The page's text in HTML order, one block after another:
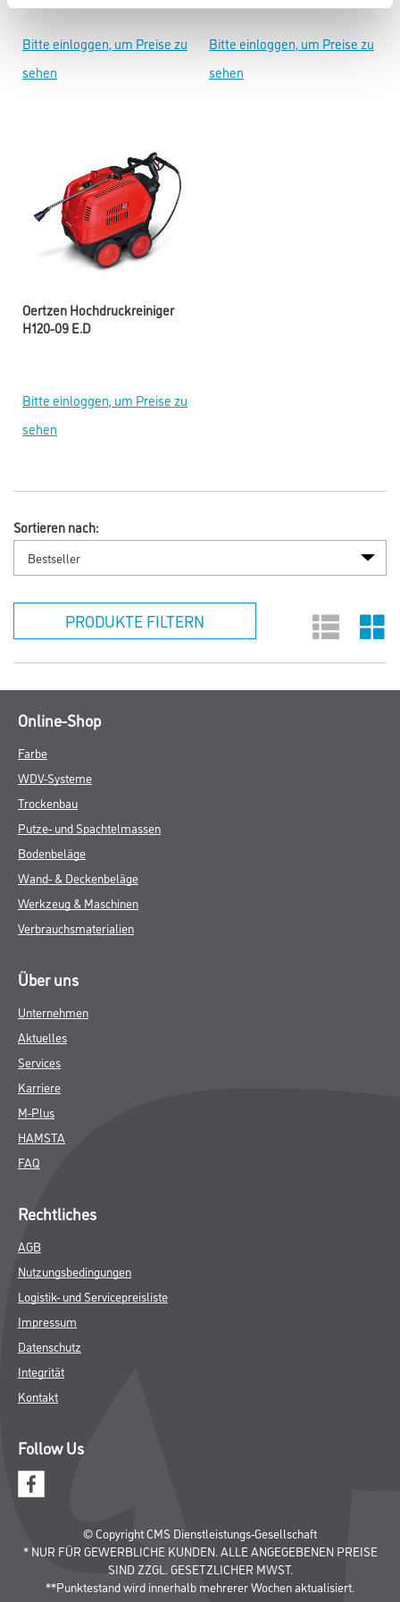
Bitte einloggen, um Preise zu
sehen
Bitte einloggen, um Preise zu
sehen
Oertzen Hochdruckreiniger
H120-09 E.D
Bitte einloggen, um Preise zu
sehen
Sortieren nach:
PRODUKTE FILTERN
Online-Shop
Farbe
WDV-Systeme
Trockenbau
Putze- und Spachtelmassen
Bodenbeläge
Wand- & Deckenbeläge
Werkzeug & Maschinen
Verbrauchsmaterialien
Über uns
Unternehmen
Aktuelles
Services
Karriere
M-Plus
HAMSTA
FAQ
Rechtliches
AGB
Nutzungsbedingungen
Logistik- und Servicepreisliste
Impressum
Datenschutz
Integrität
Kontakt
Follow Us
© Copyright CMS Dienstleistungs-Gesellschaft
* NUR FÜR GEWERBLICHE KUNDEN. ALLE ANGEGEBENEN PREISE
SIND ZZGL. GESETZLICHER MWST.
**Punktestand wird innerhalb mehrerer Wochen aktualisiert.